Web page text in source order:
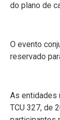
do plano de
O evento
reservado
As entidades
TCU 327, de